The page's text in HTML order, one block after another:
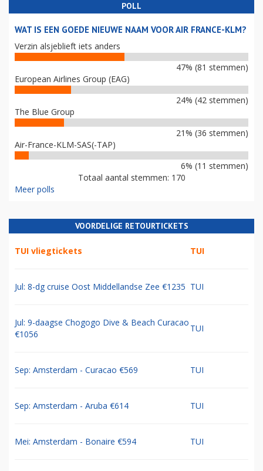
POLL
WAT IS EEN GOEDE NIEUWE NAAM VOOR AIR FRANCE-KLM?
Verzin alsjeblieft iets anders
47% (81 stemmen)
European Airlines Group (EAG)
24% (42 stemmen)
The Blue Group
21% (36 stemmen)
Air-France-KLM-SAS(-TAP)
6% (11 stemmen)
Totaal aantal stemmen: 170
Meer polls
VOORDELIGE RETOURTICKETS
TUI vliegtickets TUI
Jul: 8-dg cruise Oost Middellandse Zee €1235 TUI
Jul: 9-daagse Chogogo Dive & Beach Curacao
€1056
TUI
Sep: Amsterdam - Curacao €569 TUI
Sep: Amsterdam - Aruba €614 TUI
Mei: Amsterdam - Bonaire €594 TUI